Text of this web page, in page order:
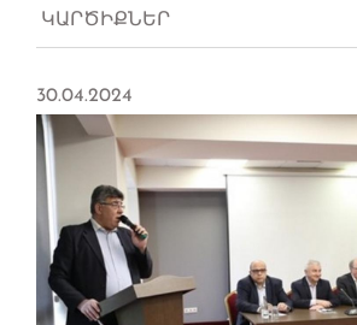
ԿԱՐԾԻՔՆԵՐ
30.04.2024